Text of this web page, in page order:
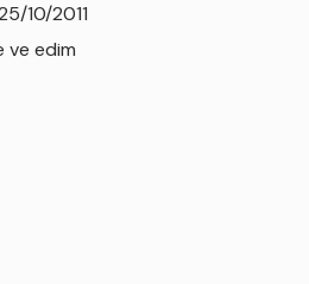
10/2011
ve edim